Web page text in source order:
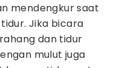
mendengkur saat
Jika bicara
dan tidur
mulut juga